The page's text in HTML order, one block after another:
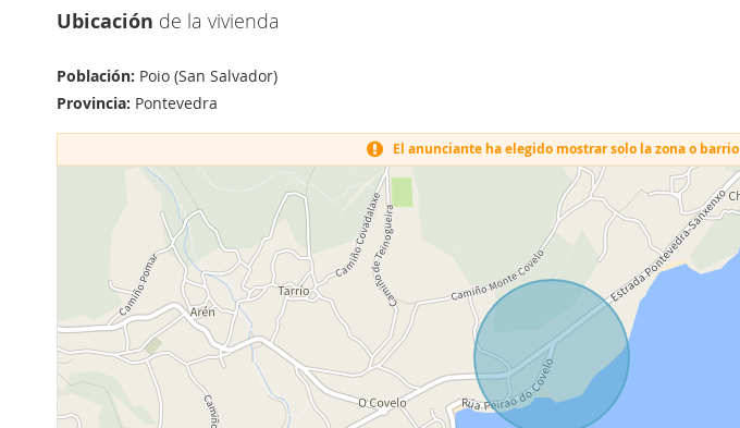
Ubicación de la vivienda
Población: Poio (San Salvador)
Provincia: Pontevedra
El anunciante ha elegido mostrar solo la zona o barrio